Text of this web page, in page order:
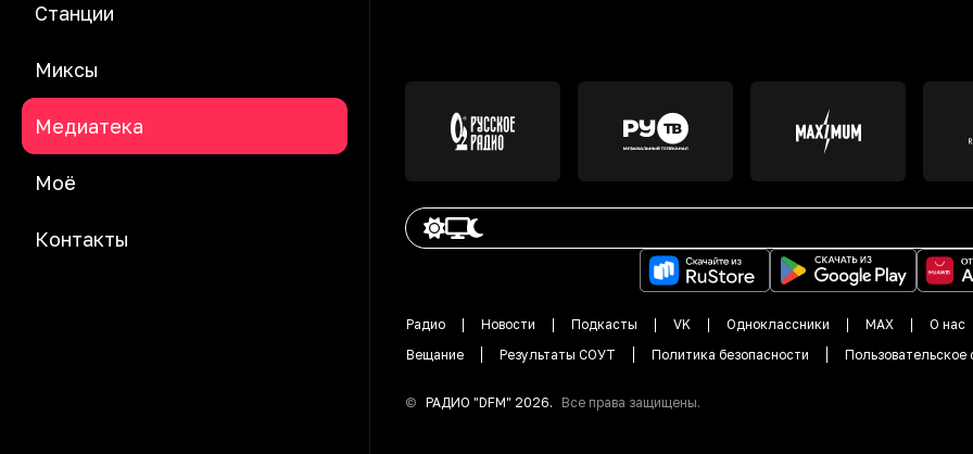
Станции
Миксы
Медиатека
Моё
Контакты
Радио Новости Подкасты VK Одноклассники MAX О нас
Вещание
Результаты СОУТ Политика безопасности Пользовательское
© РАДИО "DFM" 2026. Все права защищены.